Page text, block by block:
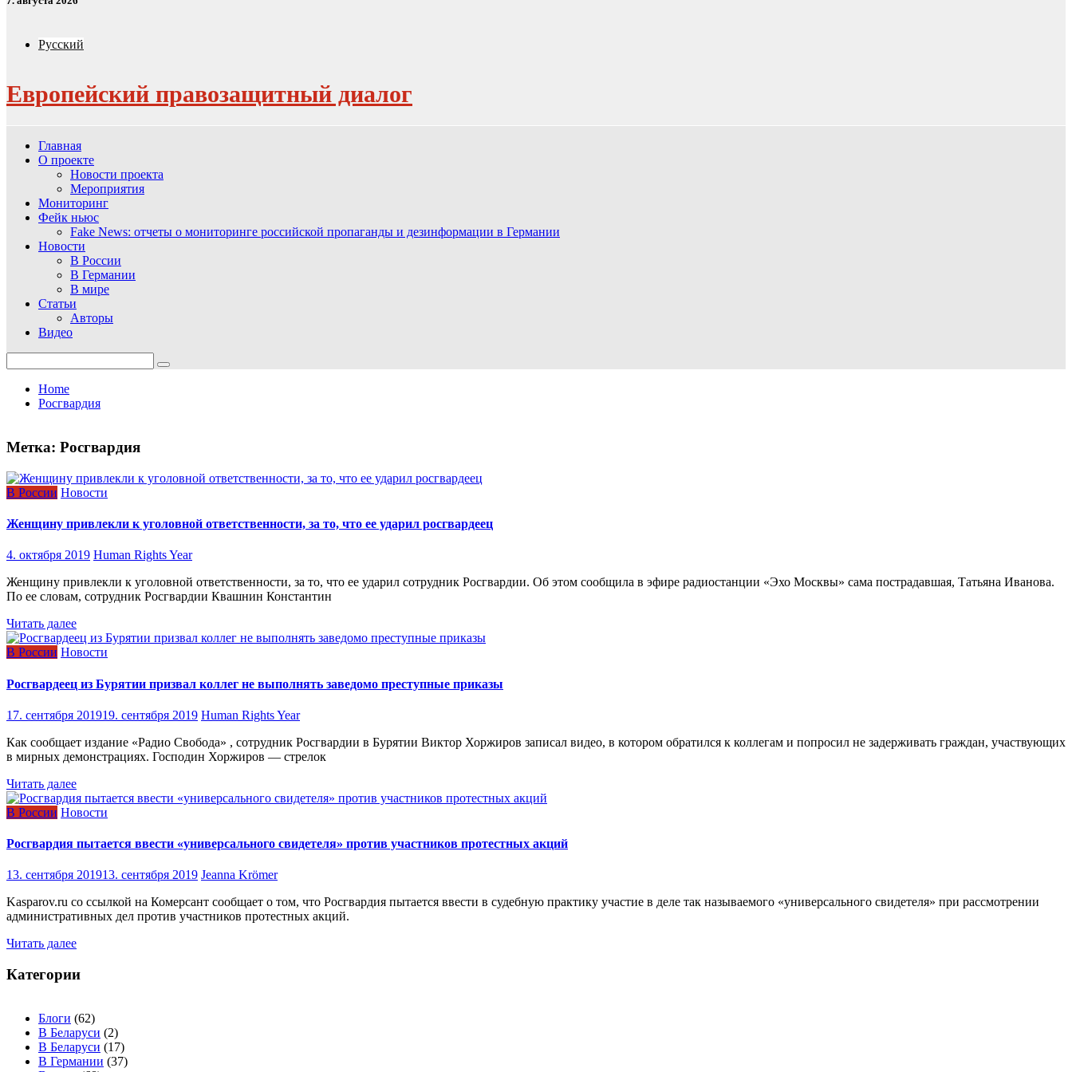
Русский
Европейский правозащитный диалог
Главная
О проекте
Новости проекта
Мероприятия
Мониторинг
Фейк ньюс
Fake News: отчеты о мониторинге российской пропаганды и дезинформации в Германии
Новости
В России
В Германии
В мире
Статьи
Авторы
Видео
for:
Home
Росгвардия
Метка: Росгвардия
В России Новости
Женщину привлекли к уголовной ответственности, за то, что ее ударил росгвардеец
4. октября 2019 Human Rights Year
Женщину привлекли к уголовной ответственности, за то, что ее ударил сотрудник Росгвардии. Об этом сообщила в эфире радиостанции «Эхо Москвы» сама пострадавшая, Татьяна Иванова.
По ее словам, сотрудник Росгвардии Квашнин Константин
Читать далее
В России Новости
Росгвардеец из Бурятии призвал коллег не выполнять заведомо преступные приказы
17. сентября 201919. сентября 2019 Human Rights Year
Как сообщает издание «Радио Свобода» , сотрудник Росгвардии в Бурятии Виктор Хоржиров записал видео, в котором обратился к коллегам и попросил не задерживать граждан, участвующих
в мирных демонстрациях. Господин Хоржиров — стрелок
Читать далее
В России Новости
Росгвардия пытается ввести «универсального свидетеля» против участников протестных акций
13. сентября 201913. сентября 2019 Jeanna Krömer
Kasparov.ru со ссылкой на Комерсант сообщает о том, что Росгвардия пытается ввести в судебную практику участие в деле так называемого «универсального свидетеля» при рассмотрении
административных дел против участников протестных акций.
Читать далее
Категории
Блоги (62)
В Беларуси (2)
В Беларуси (17)
В Германии (37)